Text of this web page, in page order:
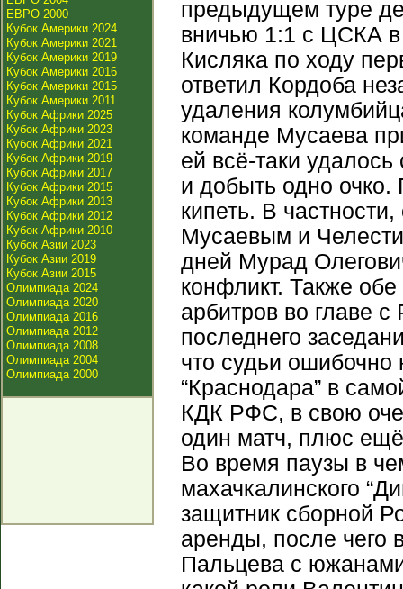
ЕВРО 2000
Кубок Америки 2024
Кубок Америки 2021
Кубок Америки 2019
Кубок Америки 2016
Кубок Америки 2015
Кубок Америки 2011
Кубок Африки 2025
Кубок Африки 2023
Кубок Африки 2021
Кубок Африки 2019
Кубок Африки 2017
Кубок Африки 2015
Кубок Африки 2013
Кубок Африки 2012
Кубок Африки 2010
Кубок Азии 2023
Кубок Азии 2019
Кубок Азии 2015
Олимпиада 2024
Олимпиада 2020
Олимпиада 2016
Олимпиада 2012
Олимпиада 2008
Олимпиада 2004
Олимпиада 2000
предыдущем туре
вничью 1:1 с ЦСКА в
Кисляка по ходу
ответил Кордоба
удаления
команде Мусаева
ей всё-таки
и добыть одно
кипеть. В
Мусаевым и
дней Мурад
конфликт. Также
арбитров во главе
последнего
что судьи ошибочно
“Краснодара” в
КДК РФС, в свою
один матч, плюс ещё
Во время паузы в
махачкалинского
защитник сборной
аренды, после чего
Пальцева с